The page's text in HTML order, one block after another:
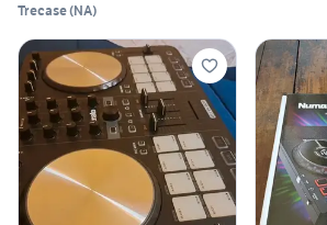
Trecase(NA)